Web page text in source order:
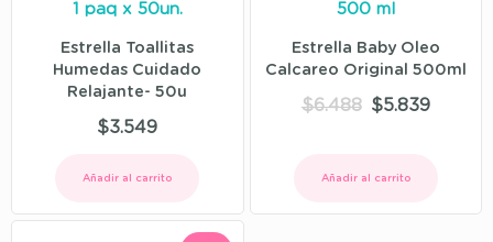
1 paq x 50un.
Estrella Toallitas
Humedas Cuidado
Relajante- 50u
$3.549
Añadir al carrito
500 ml
Estrella Baby Oleo
Calcareo Original 500ml
$6.488 $5.839
Añadir al carrito